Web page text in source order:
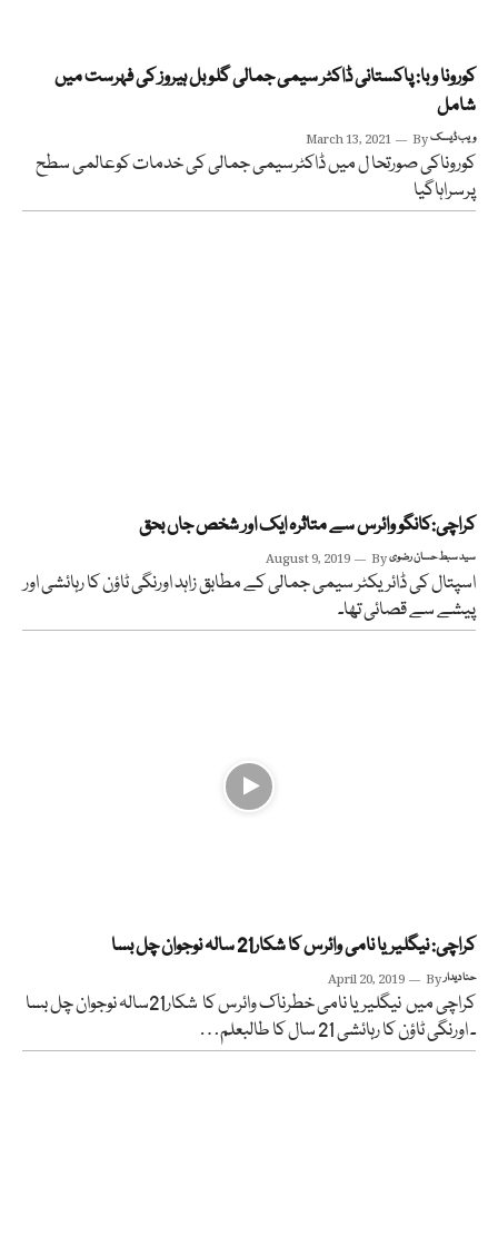
کورونا وبا: پاکستانی ڈاکٹر سیمی جمالی گلوبل ہیروز کی فہرست میں
شامل
March 13, 2021 Byویب ڈیسک
کوروناکی صورتحا ل میں ڈاکٹرسیمی جمالی کی خدمات کوعالمی سطح
پرسراہاگیا
کراچی:کانگو وائرس سے متاثرہ ایک اور شخص جاں بحق
August 9, 2019 Byسید سبط حسان رضوی
اسپتال کی ڈائریکٹر سیمی جمالی کے مطابق زاہد اورنگی ٹاؤن کا رہائشی اور
پیشے سے قصائی تھا۔
کراچی: نیگلیریا نامی وائرس کا شکار21 سالہ نوجوان چل بسا
April 20, 2019 Byحنا دیدار
کراچی میں نیگلیریا نامی خطرناک وائرس کا شکار21سالہ نوجوان چل بسا
۔ اورنگی ٹاؤن کا رہائشی 21 سال کا طالبعلم…